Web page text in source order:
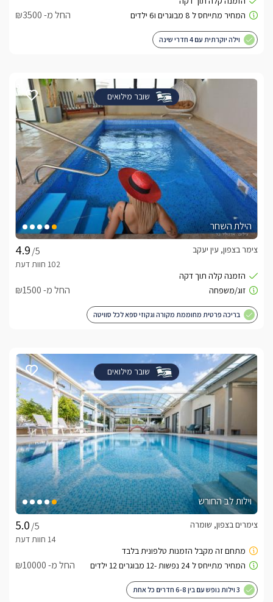
החל מ- ₪3500
וילה יוקרתית עם 4 חדרי שינה
שובר מילואים
הילת השחר
/5
צימר בצפון, עין יעקב
החל מ- ₪1500
בריכה פרטית מחוממת מקורה וגקוזי ספא לכל סוויטה
שובר מילואים
וילות לב החורש
/5
צימרים בצפון, שומרה
החל מ- ₪10000
3 וילות נופש עם בין 6-8 חדרים כל אחת